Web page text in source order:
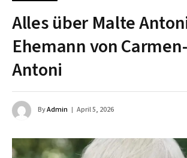
Alles über Malte
Ehemann von
Antoni
ByAdmin April 5, 2026